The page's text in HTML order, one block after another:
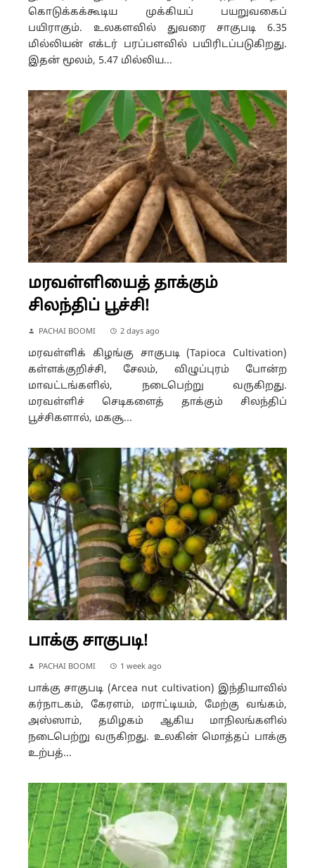
கொடுக்கக்கூடிய முக்கியப் பயறுவகைப்
பயிராகும். உலகளவில் துவரை சாகுபடி 6.35
மில்லியன் எக்டர் பரப்பளவில் பயிரிடப்படுகிறது.
இதன் மூலம், 5.47 மில்லிய...
மரவள்ளியைத் தாக்கும்
சிலந்திப் பூச்சி!
PACHAI BOOMI 2 days ago
மரவள்ளிக் கிழங்கு சாகுபடி (Tapioca Cultivation)
கள்ளக்குறிச்சி, சேலம், விழுப்புரம் போன்ற
மாவட்டங்களில், நடைபெற்று வருகிறது.
மரவள்ளிச் செடிகளைத் தாக்கும் சிலந்திப்
பூச்சிகளால், மகசூ...
பாக்கு சாகுபடி!
PACHAI BOOMI 1 week ago
பாக்கு சாகுபடி (Arcea nut cultivation) இந்தியாவில்
கர்நாடகம், கேரளம், மராட்டியம், மேற்கு வங்கம்,
அஸ்ஸாம், தமிழகம் ஆகிய மாநிலங்களில்
நடைபெற்று வருகிறது. உலகின் மொத்தப் பாக்கு
உற்பத்...